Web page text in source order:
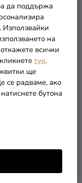
да поддържа
Използвайки
на
всички
тук.
ще
се радваме, ако
бутона
хромирани
розови, 5 бр
КОЛИЧКАТА